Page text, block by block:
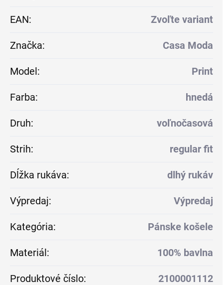
EAN: Zvoľte variant
Značka: Casa Moda
Model: Print
Farba: hnedá
Druh: voľnočasová
Strih: regular fit
Dĺžka rukáva: dlhý rukáv
Výpredaj: Výpredaj
Kategória: Pánske košele
Materiál: 100% bavlna
Produktové číslo: 2100001112